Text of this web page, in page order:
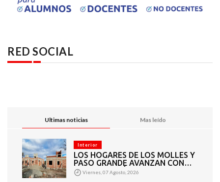
RED SOCIAL
Ultimas noticias Mas leído
Interior
LOS HOGARES DE LOS MOLLES Y
PASO GRANDE AVANZAN CON
MAMPOSTERÍA E
INSTALACIONES
Viernes, 07 Agosto, 2026